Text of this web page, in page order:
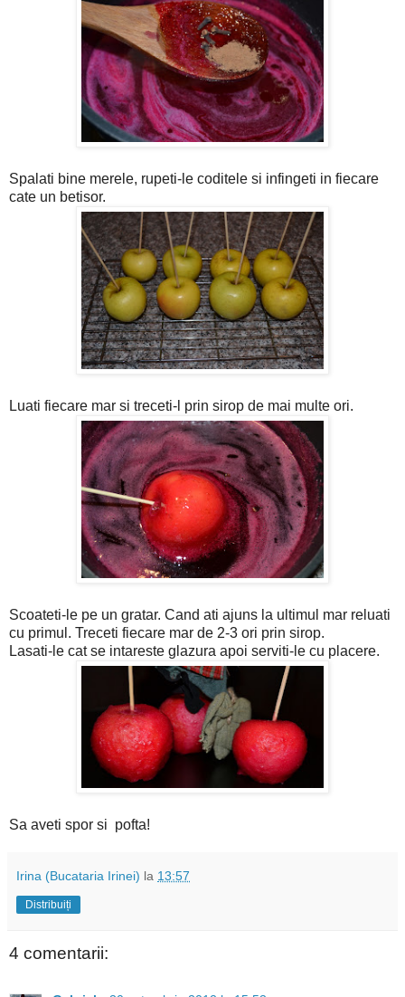
Spalati bine merele, rupeti-le coditele si infingeti in fiecare
cate un betisor.
Luati fiecare mar si treceti-l prin sirop de mai multe ori.
Scoateti-le pe un gratar. Cand ati ajuns la ultimul mar reluati
cu primul. Treceti fiecare mar de 2-3 ori prin sirop.
Lasati-le cat se intareste glazura apoi serviti-le cu placere.
Sa aveti spor si pofta!
Irina (Bucataria Irinei) la 13:57
Distribuiți
4 comentarii: